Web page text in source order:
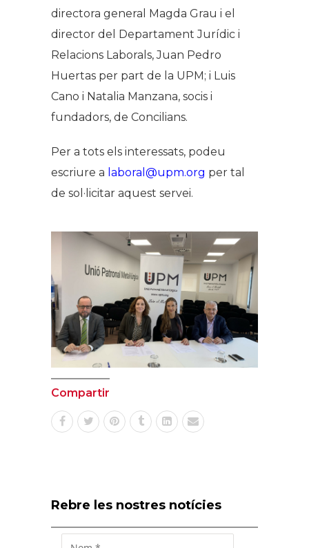
directora general Magda Grau i el
director del Departament Jurídic i
Relacions Laborals, Juan Pedro
Huertas per part de la UPM; i Luis
Cano i Natalia Manzana, socis i
fundadors, de Concilians.
Per a tots els interessats, podeu
escriure a laboral@upm.org per tal
de sol·licitar aquest servei.
Compartir
Rebre les nostres notícies